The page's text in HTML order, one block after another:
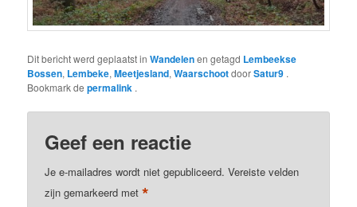
Dit bericht werd geplaatst inWandelenen getagd Lembeekse
Bossen, Lembeke,Meetjesland,WaarschootdoorSatur9 .
Bookmark depermalink .
Geef een reactie
Je e-mailadres wordt niet gepubliceerd. Vereiste velden
zijn gemarkeerd met*